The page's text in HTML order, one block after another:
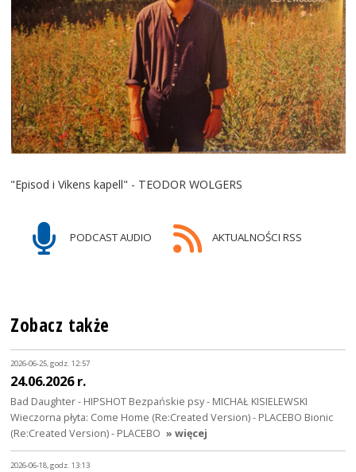
"Episod i Vikens kapell" - TEODOR WOLGERS
PODCAST AUDIO AKTUALNOŚCI RSS
Zobacz także
2026-06-25, godz. 12:57
24.06.2026 r.
Bad Daughter - HIPSHOT Bezpańskie psy - MICHAŁ KISIELEWSKI
Wieczorna płyta: Come Home (Re:Created Version) - PLACEBO Bionic
(Re:Created Version) - PLACEBO » więcej
2026-06-18, godz. 13:13